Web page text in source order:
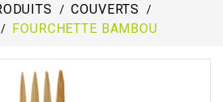
COUVERTS
FOURCHETTE BAMBOU